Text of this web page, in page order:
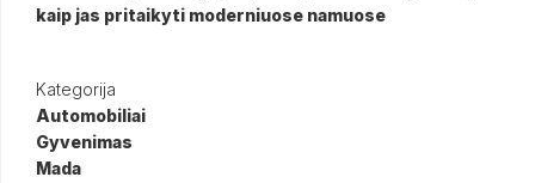
kaip jas pritaikyti moderniuose namuose
Kategorija
Automobiliai
Gyvenimas
Mada